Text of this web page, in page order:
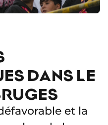
DANS LE
et la